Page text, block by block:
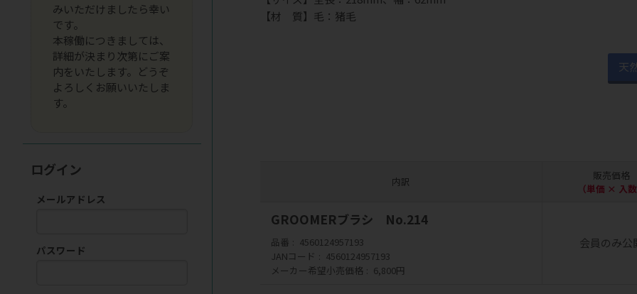
【材 質】毛：猪毛
天
内訳
販売価格
（単価 × 入
GROOMERブラシ No.214
品番
4560124957193
JANコード
4560124957193
メーカー希望小売価格
6,800円
会員のみ公
みいただけましたら幸い
です。
本稼働につきましては、
詳細が決まり次第にご案
内をいたします。どうぞ
よろしくお願いいたしま
す。
ログイン
メールアドレス
パスワード